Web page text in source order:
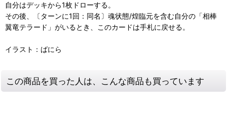
自分はデッキから1枚ドローする。
その後、〔ターンに1回：同名〕魂状態/煌臨元を含む自分の「相棒
翼竜テラード」がいるとき、このカードは手札に戻せる。
イラスト：ばにら
この商品を買った人は、こんな商品も買っています